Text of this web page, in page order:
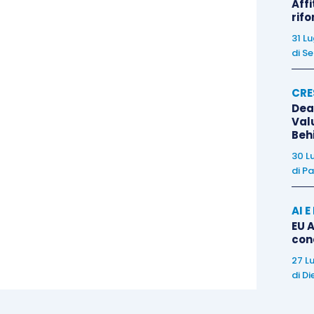
31
di
30
di
AI
EU
27
di